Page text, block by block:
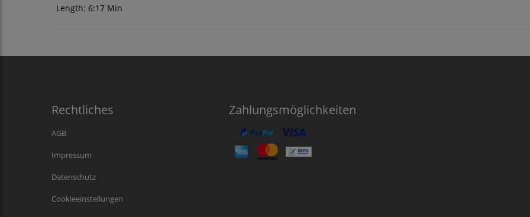
Length: 6:17 Min
Rechtliches
AGB
Impressum
Datenschutz
Cookieeinstellungen
Zahlungsmöglichkeiten